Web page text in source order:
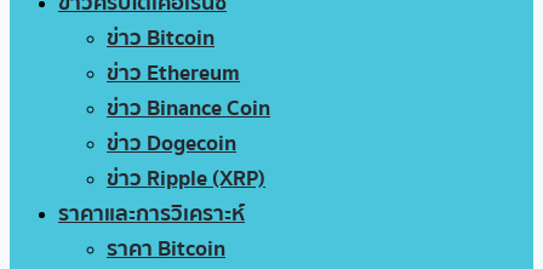
ข่าว Bitcoin
ข่าว Ethereum
ข่าว Binance Coin
ข่าว Dogecoin
ข่าว Ripple (XRP)
ราคาและการวิเคราะห์
ราคา Bitcoin